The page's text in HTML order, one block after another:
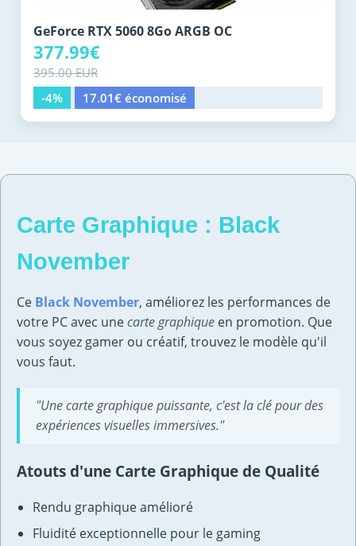
GeForce RTX 5060 8Go ARGB OC
377.99€
395.00 EUR
-4%
17.01€ économisé
Carte Graphique : Black
November
Ce Black November, améliorez les performances de
votre PC avec unecarte graphique en promotion. Que
vous soyez gamer ou créatif, trouvez le modèle qu'il
vous faut.
"Une carte graphique puissante, c'est la clé pour des
expériences visuelles immersives."
Atouts d'une Carte Graphique de Qualité
Rendu graphique amélioré
Fluidité exceptionnelle pour le gaming